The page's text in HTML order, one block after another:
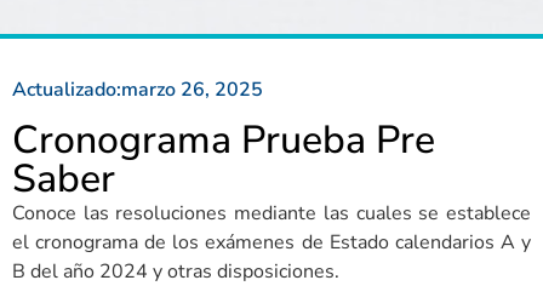
Actualizado:marzo 26, 2025
Cronograma Prueba Pre
Saber
Conoce las resoluciones mediante las cuales se establece
el cronograma de los exámenes de Estado calendarios A y
B del año 2024 y otras disposiciones.